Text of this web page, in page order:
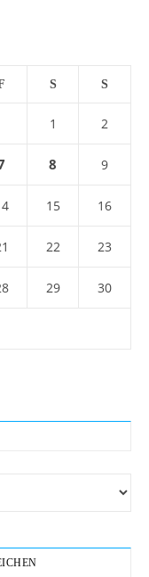
S S
1 2
8 9
15 16
22 23
29 30